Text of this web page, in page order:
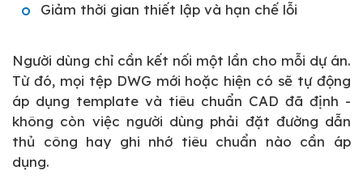
Giảm thời gian thiết lập và hạn chế lỗi
Người dùng chỉ cần kết nối một lần cho mỗi dự án.
Từ đó, mọi tệp DWG mới hoặc hiện có sẽ tự động
áp dụng template và tiêu chuẩn CAD đã định -
không còn việc người dùng phải đặt đường dẫn
thủ công hay ghi nhớ tiêu chuẩn nào cần áp
dụng.